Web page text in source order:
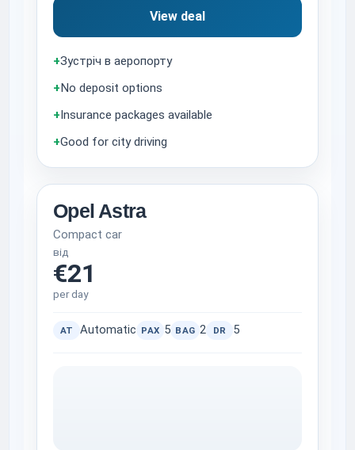
View deal
+Зустріч в аеропорту
+No deposit options
+Insurance packages available
+Good for city driving
Opel Astra
Compact car
від
€21
per day
AT Automatic PAX 5 BAG 2 DR 5